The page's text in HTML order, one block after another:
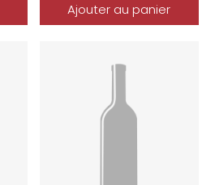
Ajouter au panier